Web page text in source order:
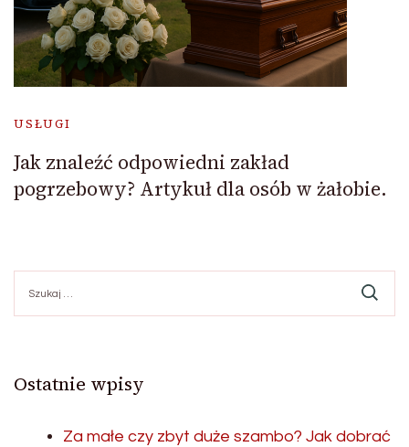
USŁUGI
Jak znaleźć odpowiedni zakład
pogrzebowy? Artykuł dla osób w żałobie.
Ostatnie wpisy
Za małe czy zbyt duże szambo? Jak dobrać